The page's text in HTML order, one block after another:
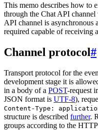
This memo describes how to
through the Chat API
API channel is asynchronous
required capable of receiving
Channel protocol#
Transport protocol for the
development stage it is
in a body of a POST-request
JSON format is UTF-8),
Content-Type:
structure is described further.
groups according to the